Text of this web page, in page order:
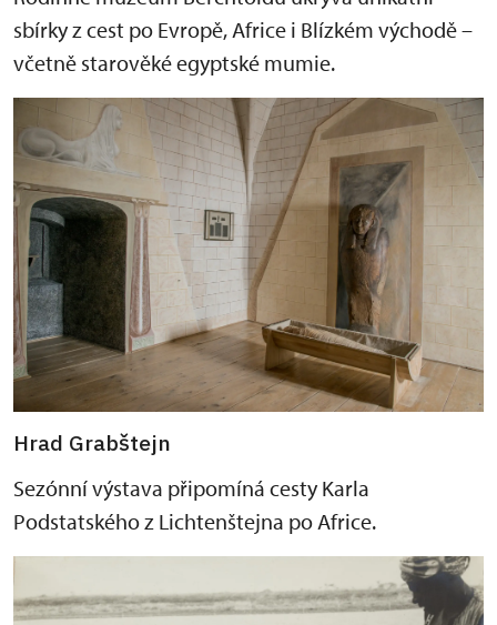
sbírky z cest po Evropě, Africe i Blízkém východě –
včetně starověké egyptské mumie.
Hrad Grabštejn
Sezónní výstava připomíná cesty Karla
Podstatského z Lichtenštejna po Africe.